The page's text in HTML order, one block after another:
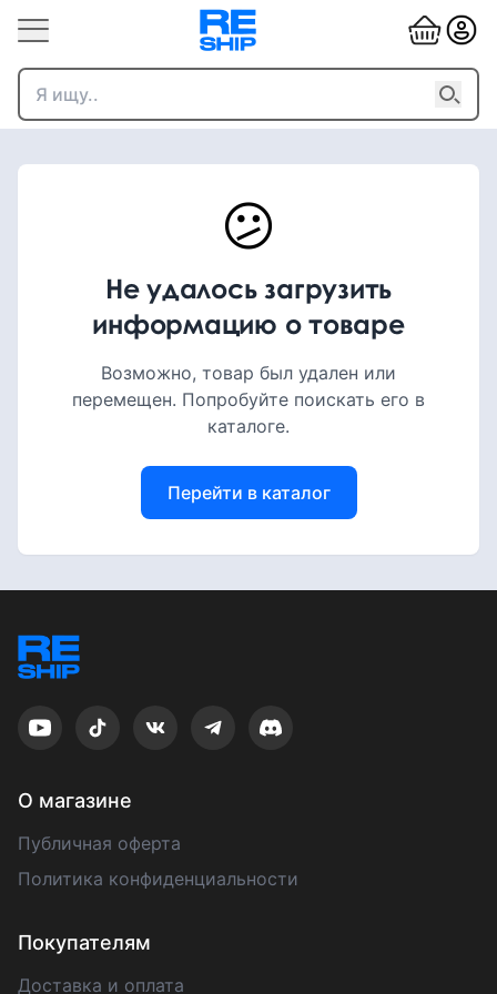
😕
Не удалось загрузить
информацию о товаре
Возможно, товар был удален или
перемещен. Попробуйте поискать его в
каталоге.
Перейти в каталог
О магазине
Публичная оферта
Политика конфиденциальности
Покупателям
Доставка и оплата